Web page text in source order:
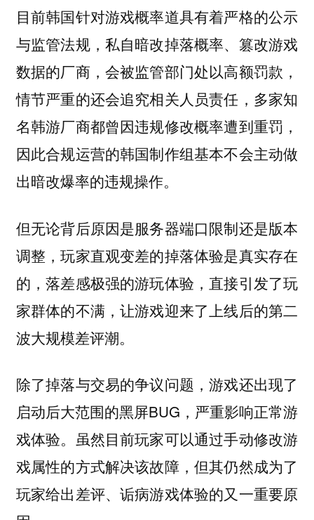
目前韩国针对游戏概率道具有着严格的公示
与监管法规，私自暗改掉落概率、篡改游戏
数据的厂商，会被监管部门处以高额罚款，
情节严重的还会追究相关人员责任，多家知
名韩游厂商都曾因违规修改概率遭到重罚，
因此合规运营的韩国制作组基本不会主动做
出暗改爆率的违规操作。
但无论背后原因是服务器端口限制还是版本
调整，玩家直观变差的掉落体验是真实存在
的，落差感极强的游玩体验，直接引发了玩
家群体的不满，让游戏迎来了上线后的第二
波大规模差评潮。
除了掉落与交易的争议问题，游戏还出现了
启动后大范围的黑屏BUG，严重影响正常游
戏体验。虽然目前玩家可以通过手动修改游
戏属性的方式解决该故障，但其仍然成为了
玩家给出差评、诟病游戏体验的又一重要原